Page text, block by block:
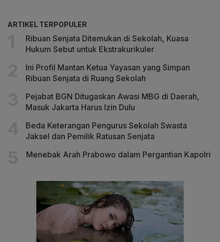
ARTIKEL TERPOPULER
Ribuan Senjata Ditemukan di Sekolah, Kuasa
Hukum Sebut untuk Ekstrakurikuler
Ini Profil Mantan Ketua Yayasan yang Simpan
Ribuan Senjata di Ruang Sekolah
Pejabat BGN Ditugaskan Awasi MBG di Daerah,
Masuk Jakarta Harus Izin Dulu
Beda Keterangan Pengurus Sekolah Swasta
Jaksel dan Pemilik Ratusan Senjata
Menebak Arah Prabowo dalam Pergantian Kapolri